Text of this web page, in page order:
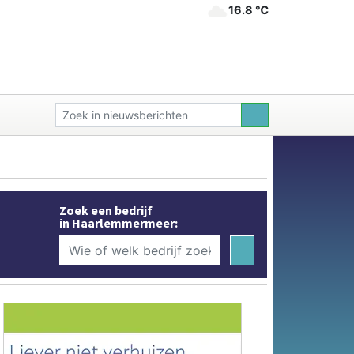
16.8 ℃
Zoek een bedrijf
in Haarlemmermeer: